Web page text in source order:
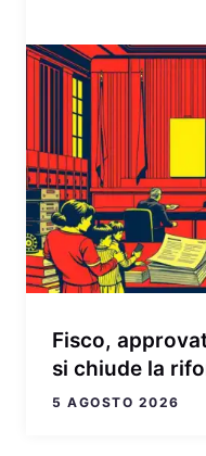
Fisco,
si chiude la
5 AGOSTO 2026